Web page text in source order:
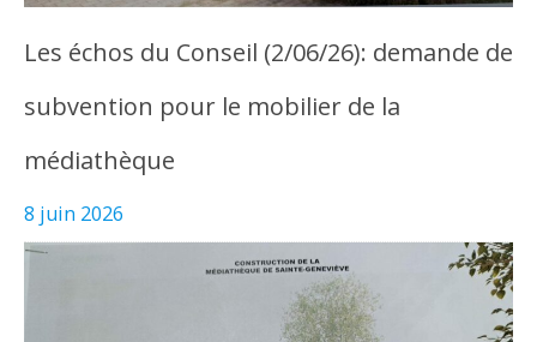
Les échos du Conseil (2/06/26): demande de
subvention pour le mobilier de la
médiathèque
8 juin 2026